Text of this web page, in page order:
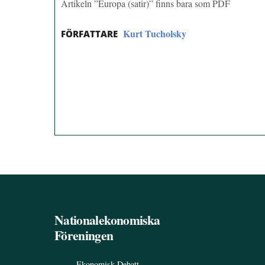
Artikeln ”Europa (satir)” finns bara som PDF
FÖRFATTARE Kurt Tucholsky
Nationalekonomiska
Föreningen